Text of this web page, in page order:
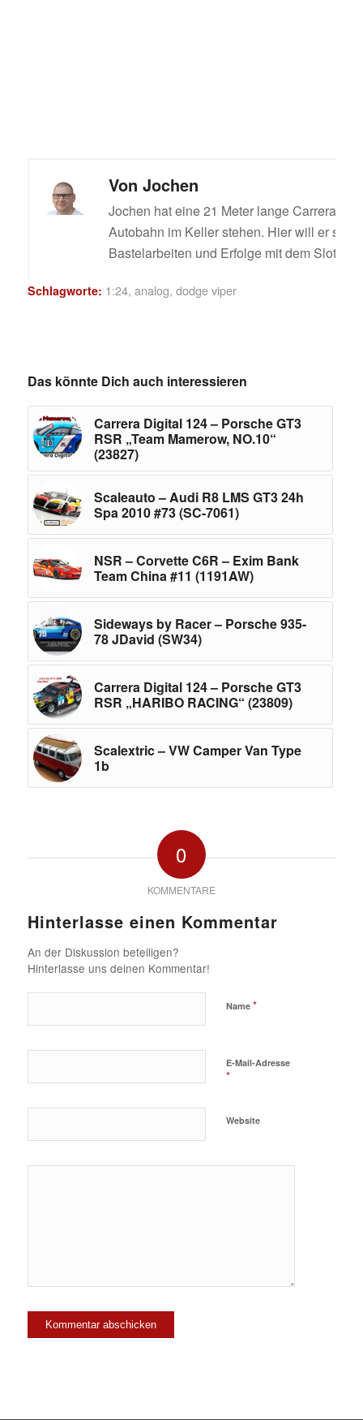
Von Jochen
Jochen hat eine 21 Meter lange Carrera
Autobahn im Keller stehen. Hier will er
Bastelarbeiten und Erfolge mit dem Slotcar
Schlagworte: 1:24, analog, dodge viper
Das könnte Dich auch interessieren
Carrera Digital 124 – Porsche GT3
RSR „Team Mamerow, NO.10“
(23827)
Scaleauto – Audi R8 LMS GT3 24h
Spa 2010 #73 (SC-7061)
NSR – Corvette C6R – Exim Bank
Team China #11 (1191AW)
Sideways by Racer – Porsche 935-
78 JDavid (SW34)
Carrera Digital 124 – Porsche GT3
RSR „HARIBO RACING“ (23809)
Scalextric – VW Camper Van Type
1b
0
KOMMENTARE
Hinterlasse einen Kommentar
An der Diskussion beteiligen?
Hinterlasse uns deinen Kommentar!
Name *
E-Mail-Adresse
*
Website